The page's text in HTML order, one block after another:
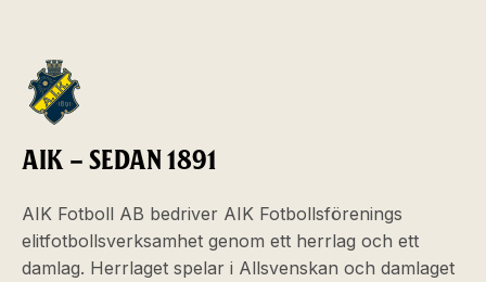
AIK – SEDAN 1891
AIK Fotboll AB bedriver AIK Fotbollsförenings
elitfotbollsverksamhet genom ett herrlag och ett
damlag. Herrlaget spelar i Allsvenskan och damlaget